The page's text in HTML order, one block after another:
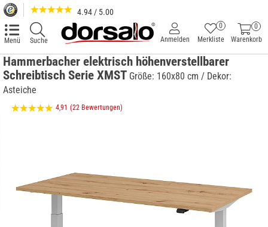
4.94 / 5.00
Menü Suche
0
Warenkorb
Merkliste
0
Anmelden
Hammerbacher elektrisch höhenverstellbarer
Schreibtisch Serie XMST Größe: 160x80 cm / Dekor:
Asteiche
4,91 (22 Bewertungen)